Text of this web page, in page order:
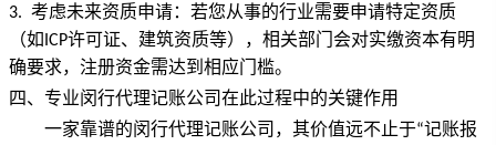
定
与
3. 考虑未来资质申请：若您从事的行业需要申请特定资质
（如 ICP许可证、建筑资质等），相关部门会对实缴资本有明
确要求，注册资金需达到相应门槛。
四、专业闵行代理记账公司在此过程中的关键作用
一家靠谱的闵行代理记账公司，其价值远不止于“记账报